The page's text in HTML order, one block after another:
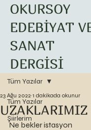
OKURSOY
EDEBİYAT
SANAT
DERGİSİ
Tüm Yazılar
Şiirlerim
Tüm Yazılar
UZAKLARIMIZ
23 Ağu 2022 1 dakikada okunur
Ne bekler istasyon